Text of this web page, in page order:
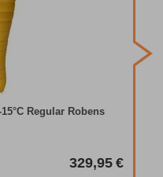
Regular Robens
329,95 €